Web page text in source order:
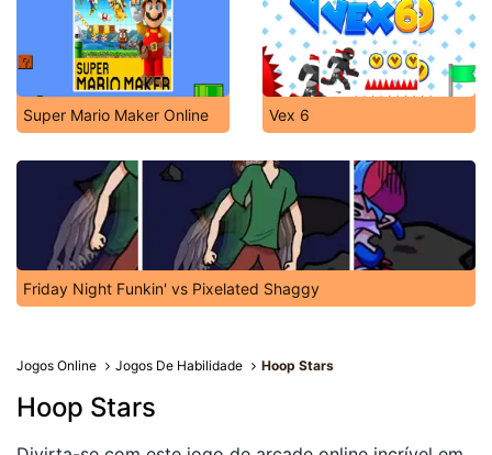
Super Mario Maker Online Vex 6
Friday Night Funkin' vs Pixelated Shaggy
Jogos Online Jogos De Habilidade Hoop Stars
Hoop Stars